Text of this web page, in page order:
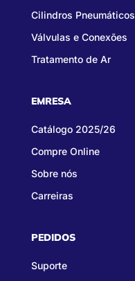
Cilindros Pneumáticos
Válvulas e Conexões
Tratamento de Ar
EMRESA
Catálogo 2025/26
Compre Online
Sobre nós
Carreiras
PEDIDOS
Suporte